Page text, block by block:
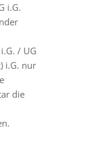
i.G.
/ UG
i.G. nur
die